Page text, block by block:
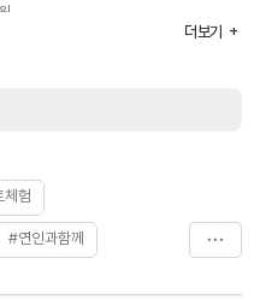
더보기
체험
#연인과함께